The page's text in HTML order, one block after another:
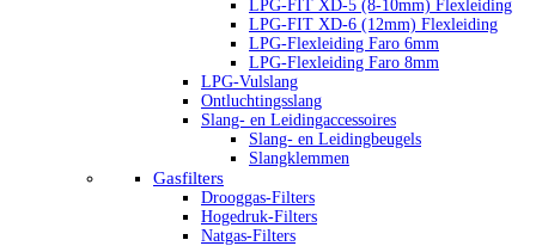
LPG-FIT XD-5 (8-10mm) Flexleiding
LPG-FIT XD-6 (12mm) Flexleiding
LPG-Flexleiding Faro 6mm
LPG-Flexleiding Faro 8mm
LPG-Vulslang
Ontluchtingsslang
Slang- en Leidingaccessoires
Slang- en Leidingbeugels
Slangklemmen
Gasfilters
Drooggas-Filters
Hogedruk-Filters
Natgas-Filters